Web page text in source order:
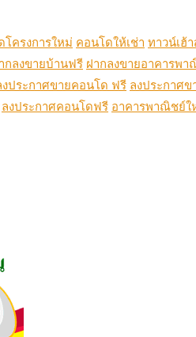
โครงการใหม่ คอนโดให้เช่า ทาวน์เฮ้
กลงขายบ้านฟรี ฝากลงขายอาคารพา
งประกาศขายคอนโด ฟรี ลงประกาศข
ลงประกาศคอนโดฟรี อาคารพาณิชย์ใ